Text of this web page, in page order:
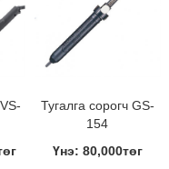
Тугалга сорогч GS-
154
Үнэ: 80,000төг